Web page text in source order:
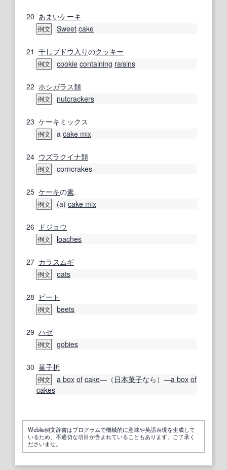
20 あまいケーキ
例文 Sweet cake
21 干しブドウ 入りのクッキー
例文 cookie containing raisins
22 ホシガラス類
例文 nutcrackers
23 ケーキミックス
例文 a cake mix
24 ウズラクイナ類
例文 corncrakes
25 ケーキの素.
例文 (a) cake mix
26 ドジョウ
例文 loaches
27 カラスムギ
例文 oats
28 ビート
例文 beets
29 ハゼ
例文 gobies
30 菓子折
例文 a box of cake―（ 日本菓子なら）―a box of
cakes
Weblio例文辞書はプログラムで機械的に意味や英語表現を生成して
いるため、不適切な項目が含まれていることもあります。ご了承く
ださいませ。